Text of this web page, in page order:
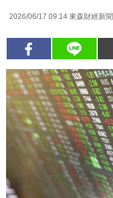
2026/06/17 09:14 東森財經新聞